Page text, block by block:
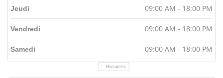
Horaires
Jeudi 09:00 AM - 18:00 PM
Vendredi 09:00 AM - 18:00 PM
Samedi 09:00 AM - 18:00 PM